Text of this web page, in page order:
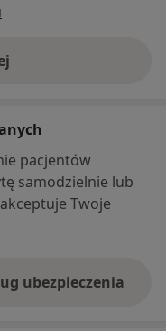
pacjentów
samodzielnie lub
Twoje
ubezpieczenia